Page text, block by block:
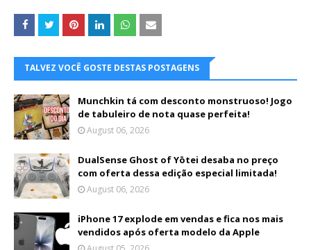
TALVEZ VOCÊ GOSTE DESTAS POSTAGENS
Munchkin tá com desconto monstruoso! Jogo
de tabuleiro de nota quase perfeita!
August 06, 2026
DualSense Ghost of Yōtei desaba no preço
com oferta dessa edição especial limitada!
August 06, 2026
iPhone 17 explode em vendas e fica nos mais
vendidos após oferta modelo da Apple